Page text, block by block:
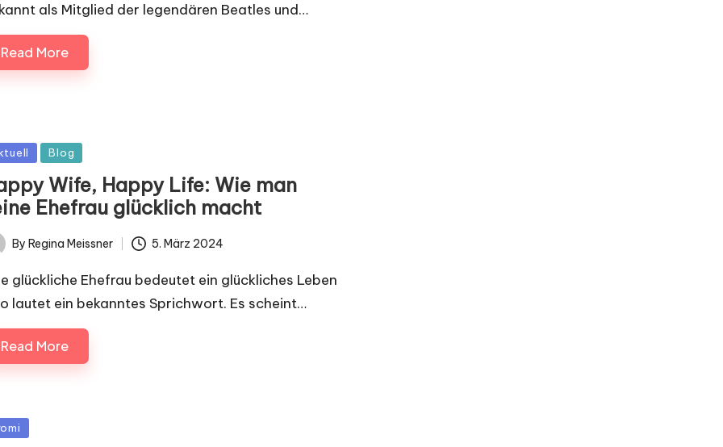
als Mitglied der legendären Beatles und…
Read More
Blog
Wife, Happy Life: Wie man
Ehefrau glücklich macht
By Regina Meissner 5. März 2024
glückliche Ehefrau bedeutet ein glückliches Leben
lautet ein bekanntes Sprichwort. Es scheint…
Read More